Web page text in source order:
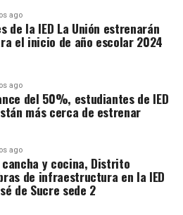
ago
de la IED La Unión estrenarán
el inicio de año escolar 2024
ago
del 50%, estudiantes de IED
más cerca de estrenar
ago
cancha y cocina, Distrito
de infraestructura en la IED
de Sucre sede 2